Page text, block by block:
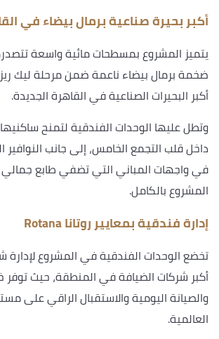
أكبر بحيرة صناعية برمال بيضاء في
يتميز المشروع بمسطحات مائية واسعة
ضخمة برمال بيضاء ناعمة ضمن مرحلة ليك
أكبر البحيرات الصناعية في القاهرة الجديدة.
وتطل عليها الوحدات الفندقية لتمنح
داخل قلب التجمع الخامس، إلى جانب النوافير
في واجهات المباني التي تضفي طابع
المشروع بالكامل.
إدارة فندقية بمعايير روتانا Rotana
تخضع الوحدات الفندقية في المشروع لإدارة
أكبر شركات الضيافة في المنطقة، حيث
والصيانة اليومية والاستقبال الراقي على
العالمية.